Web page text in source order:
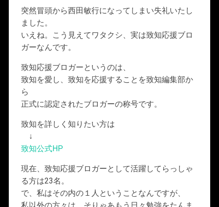
突然冒頭から西田敏行になってしまい失礼いたし
ました。
いえね。こう見えてワタクシ、実は致知応援ブロ
ガーなんです。
致知応援ブロガーというのは、
致知を愛し、致知を応援することを致知編集部か
ら
正式に認定されたブロガーの称号です。
致知を詳しく知りたい方は
↓
致知公式HP
現在、致知応援ブロガーとして活躍してらっしゃ
る方は23名。
で、私はその内の１人ということなんですが、